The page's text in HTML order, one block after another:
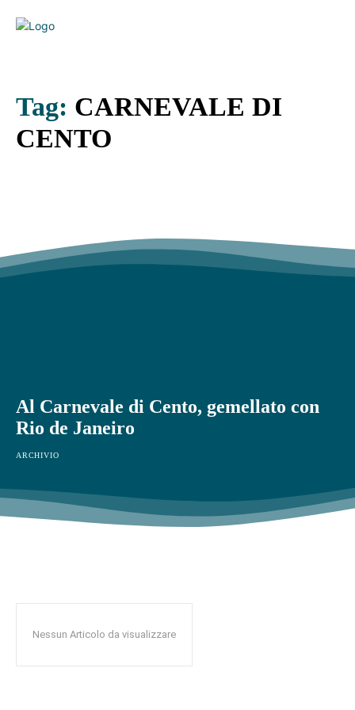
Tag: CARNEVALE DI
CENTO
Al Carnevale di Cento, gemellato con
Rio de Janeiro
ARCHIVIO
Nessun Articolo da visualizzare